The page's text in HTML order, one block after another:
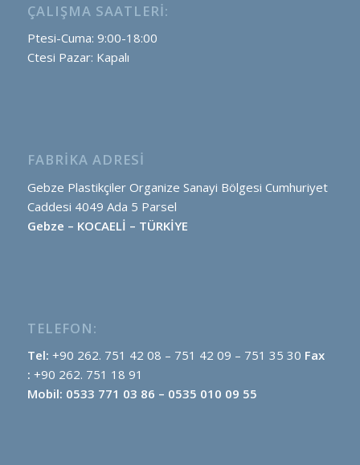
ÇALIŞMA SAATLERI:
Ptesi-Cuma: 9:00-18:00
Ctesi Pazar: Kapalı
FABRIKA ADRESI
Gebze Plastikçiler Organize Sanayi Bölgesi Cumhuriyet
Caddesi 4049 Ada 5 Parsel
Gebze – KOCAELİ – TÜRKİYE
TELEFON:
Tel: +90 262. 751 42 08 – 751 42 09 – 751 35 30 Fax
: +90 262. 751 18 91
Mobil: 0533 771 03 86 – 0535 010 09 55